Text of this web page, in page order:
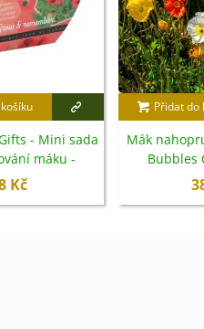
- Mini sada
máku -
sada -
Kč
Přidat do
Mák
Bubbles
Papaver